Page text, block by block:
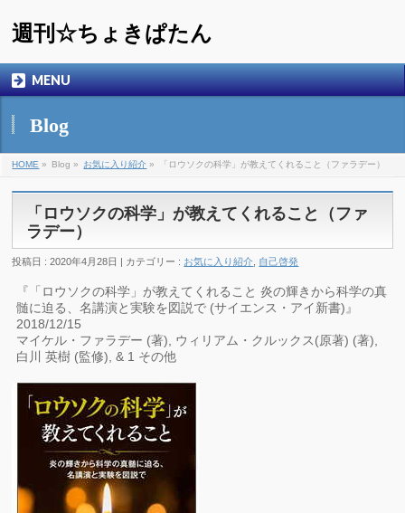
週刊☆ちょきぱたん
MENU
Blog
HOME » Blog » お気に入り紹介 » 「ロウソクの科学」が教えてくれること（ファラデー）
「ロウソクの科学」が教えてくれること（ファ
ラデー）
投稿日 : 2020年4月28日 | カテゴリー : お気に入り紹介 自己啓発
『「ロウソクの科学」が教えてくれること 炎の輝きから科学の真
髄に迫る、名講演と実験を図説で (サイエンス・アイ新書)』
2018/12/15
マイケル・ファラデー (著), ウィリアム・クルックス(原著) (著),
白川 英樹 (監修), & 1 その他